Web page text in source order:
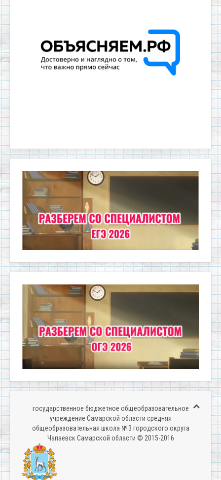
государственное бюджетное общеобразовательное
учреждение Самарской области средняя
общеобразовательная школа № 3 городского округа
Чапаевск Самарской области © 2015-2016